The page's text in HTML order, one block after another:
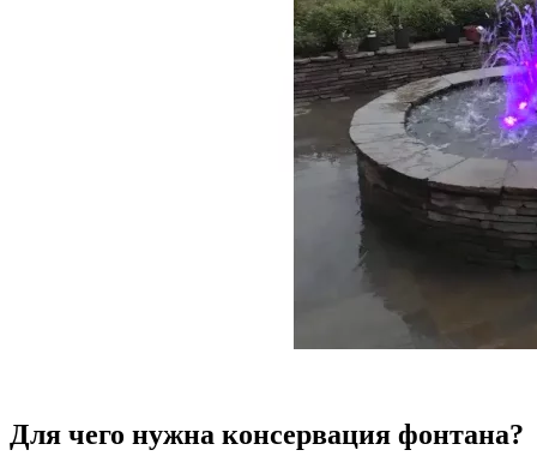
Для чего нужна консервация фонтана?